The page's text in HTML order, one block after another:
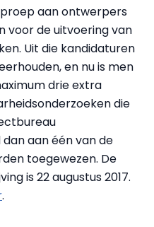
aan ontwerpers
voor de uitvoering van
Uit die kandidaturen
en nu is men
drie extra
die
aan één van de
toegewezen. De
is 22 augustus 2017.
.